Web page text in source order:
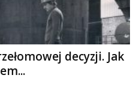
decyzji. Jak